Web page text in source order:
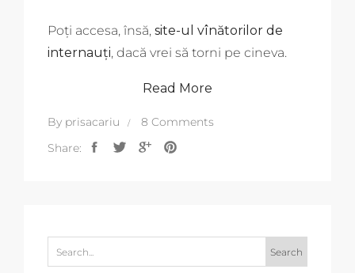
Poți accesa, însă, site-ul vînătorilor de
internauți, dacă vrei să torni pe cineva.
Read More
By prisacariu
8 Comments
Share: